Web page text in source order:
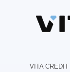
VITA